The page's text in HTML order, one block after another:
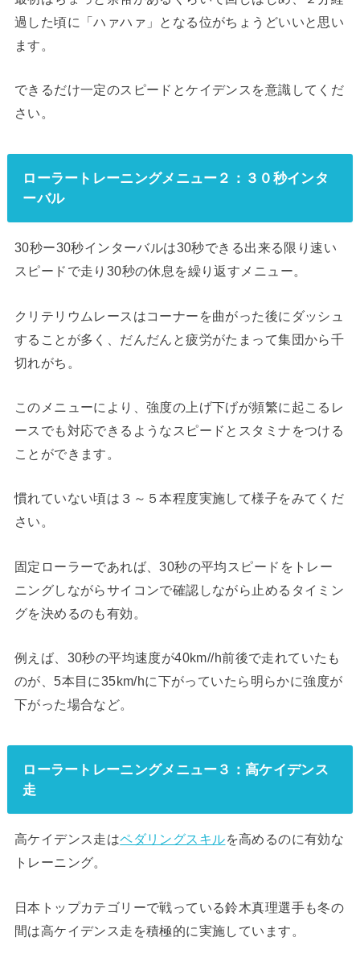
過した頃に「ハァハァ」となる位がちょうどいいと思い
ます。
できるだけ一定のスピードとケイデンスを意識してくだ
さい。
ローラートレーニングメニュー２：３０秒インタ
ーバル
30秒ー30秒インターバルは30秒できる出来る限り速い
スピードで走り30秒の休息を繰り返すメニュー。
クリテリウムレースはコーナーを曲がった後にダッシュ
することが多く、だんだんと疲労がたまって集団から千
切れがち。
このメニューにより、強度の上げ下げが頻繁に起こるレ
ースでも対応できるようなスピードとスタミナをつける
ことができます。
慣れていない頃は３～５本程度実施して様子をみてくだ
さい。
固定ローラーであれば、30秒の平均スピードをトレー
ニングしながらサイコンで確認しながら止めるタイミン
グを決めるのも有効。
例えば、30秒の平均速度が40km//h前後で走れていたも
のが、5本目に35km/hに下がっていたら明らかに強度が
下がった場合など。
ローラートレーニングメニュー３：高ケイデンス
走
高ケイデンス走はペダリングスキルを高めるのに有効な
トレーニング。
日本トップカテゴリーで戦っている鈴木真理選手も冬の
間は高ケイデンス走を積極的に実施しています。